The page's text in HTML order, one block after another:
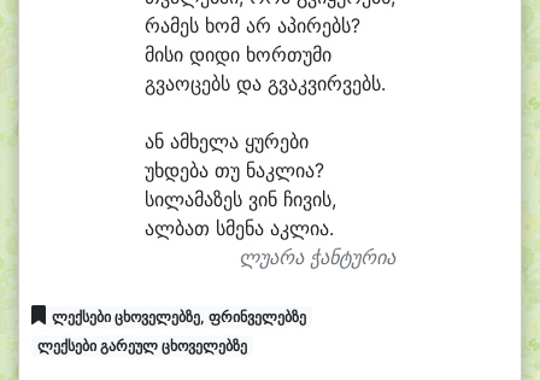
რამეს ხომ არ აპირებს?
მისი დიდი ხორთუმი
გვაოცებს და გვაკვირვებს.
ან ამხელა ყურები
უხდება თუ ნაკლია?
სილამაზეს ვინ ჩივის,
ალბათ სმენა აკლია.
ლუარა ჭანტურია
ლექსები ცხოველებზე, ფრინველებზე
ლექსები გარეულ ცხოველებზე